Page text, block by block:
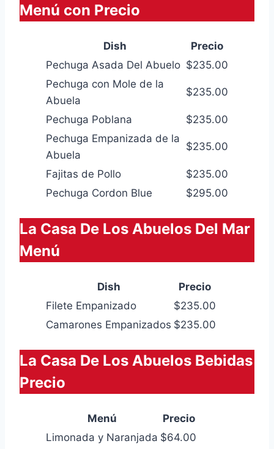
Menú con Precio
Dish
Precio
Pechuga Asada Del Abuelo $235.00
Pechuga con Mole de la
Abuela
$235.00
Pechuga Poblana
$235.00
Pechuga Empanizada de la
Abuela
$235.00
Fajitas de Pollo
$235.00
Pechuga Cordon Blue
$295.00
La Casa De Los Abuelos Del Mar
Menú
Dish
Precio
Filete Empanizado
$235.00
Camarones Empanizados $235.00
La Casa De Los Abuelos Bebidas
Precio
Menú
Precio
Limonada y Naranjada $64.00